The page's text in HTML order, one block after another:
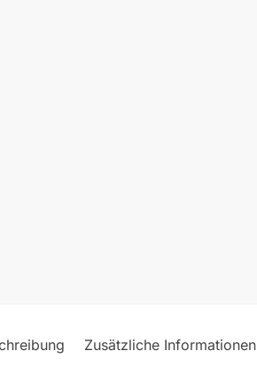
Zusätzliche Informationen